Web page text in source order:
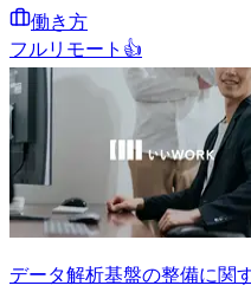
働き方
フルリモート 👍
データ解析基盤の整備に関